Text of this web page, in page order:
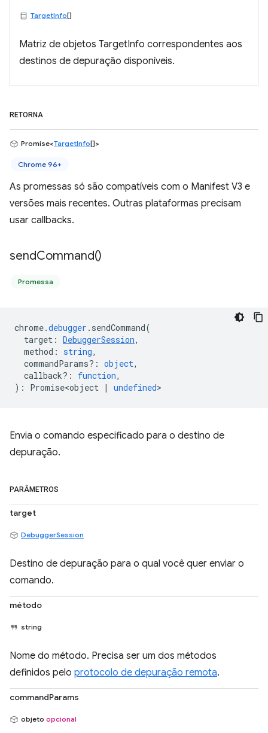
TargetInfo[]
Matriz de objetos TargetInfo correspondentes aos
destinos de depuração disponíveis.
RETORNA
Promise<TargetInfo[]>
Chrome 96+
As promessas só são compatíveis com o Manifest V3 e
versões mais recentes. Outras plataformas precisam
usar callbacks.
sendCommand()
Promessa
chrome.debugger . sendCommand(
target : DebuggerSession,
method : string,
commandParams? : object,
callback? : function,
) : Promise<object | undefined>
Envia o comando especificado para o destino de
depuração.
PARÂMETROS
target
DebuggerSession
Destino de depuração para o qual você quer enviar o
comando.
método
string
Nome do método. Precisa ser um dos métodos
definidos pelo protocolo de depuração remota.
commandParams
objeto opcional